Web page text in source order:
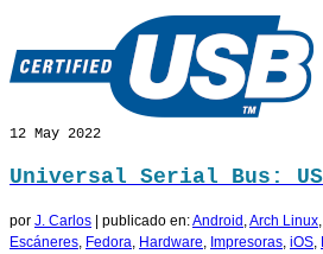
12 May 2022
Universal Serial Bus:
por J. Carlos publicado en:Android ,Arch Linux,
Escáneres, Fedora, Hardware, Impresoras, iOS,